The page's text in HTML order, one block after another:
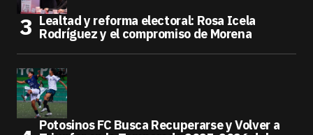
Lealtad y reforma electoral: Rosa Icela
Rodríguez y el compromiso de Morena
Potosinos FC Busca Recuperarse y Volver a